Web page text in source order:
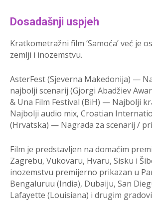
Dosadašnji uspjeh
Kratkometražni film ‘Samoća’ već je
zemlji i inozemstvu.
AsterFest (Sjeverna Makedonija) —
najbolji scenarij (Gjorgi Abadžiev
& Una Film Festival (BiH) — Najbolji
Najbolji audio mix, Croatian
(Hrvatska) — Nagrada za scenarij /
Film je predstavljen na domaćim
Zagrebu, Vukovaru, Hvaru, Sisku i
inozemstvu premijerno prikazan u
Bengaluruu (India), Dubaiju, San
Lafayette (Louisiana) i drugim